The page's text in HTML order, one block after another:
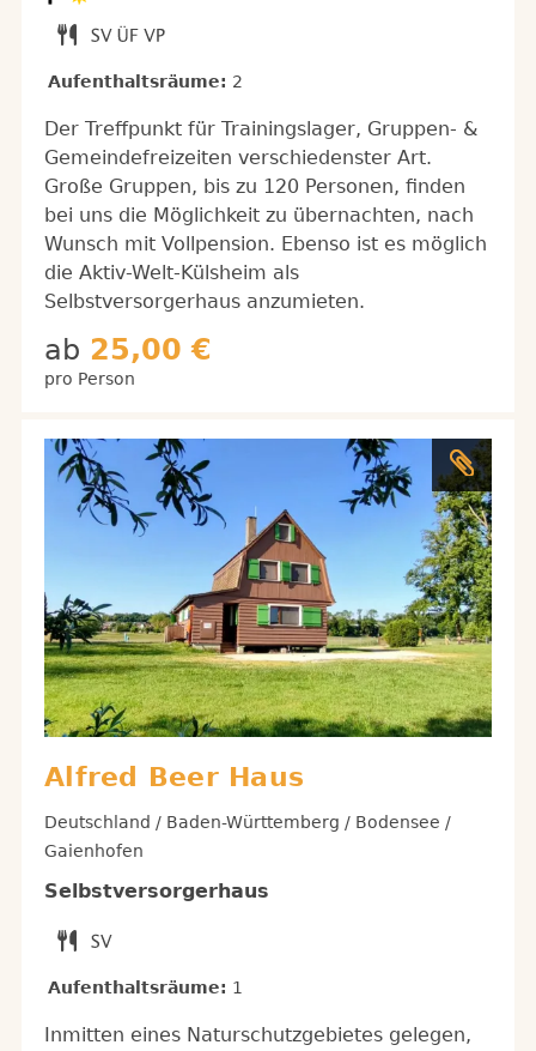
Aufenthaltsräume: 2
Der Treffpunkt für Trainingslager, Gruppen- &
Gemeindefreizeiten verschiedenster Art.
Große Gruppen, bis zu 120 Personen, finden
bei uns die Möglichkeit zu übernachten, nach
Wunsch mit Vollpension. Ebenso ist es möglich
die Aktiv-Welt-Külsheim als
Selbstversorgerhaus anzumieten.
ab 25,00 €
pro Person
Alfred Beer Haus
Deutschland / Baden-Württemberg / Bodensee /
Gaienhofen
Selbstversorgerhaus
Aufenthaltsräume: 1
Inmitten eines Naturschutzgebietes gelegen,